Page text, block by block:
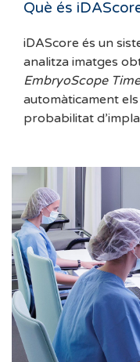
Què és
iDAScore és un
analitza imatges
EmbryoScope
automàticament
probabilitat